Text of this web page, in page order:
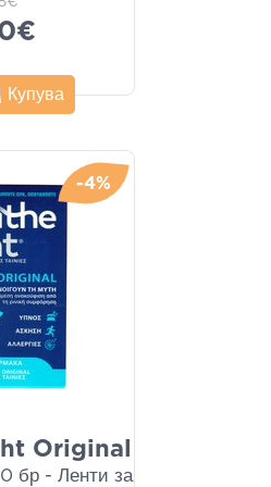
Купува
-4%
Original
бр - Ленти за